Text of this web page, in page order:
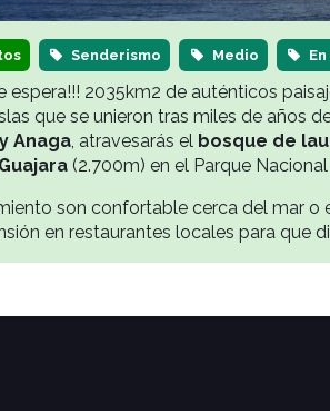
Senderismo Medio
espera!!! 2035km2 de auténticos
que se unieron tras miles de años
Anaga, atravesarás el bosque de
(2.700m) en el Parque
son confortable cerca del mar o
en restaurantes locales para que